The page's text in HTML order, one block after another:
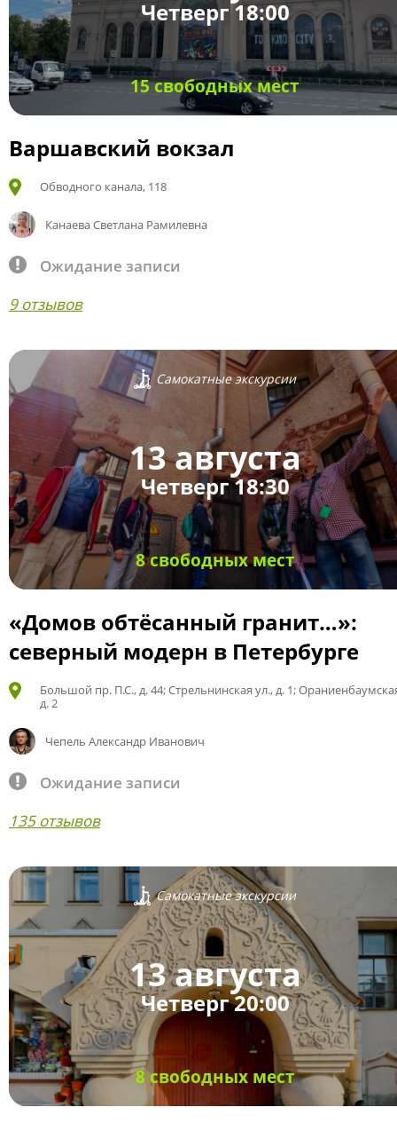
Четверг 18:00
15 свободных мест
Варшавский вокзал
Обводного канала, 118
Канаева Светлана Рамилевна
Ожидание записи
9 отзывов
Самокатные экскурсии
13 августа
Четверг 18:30
8 свободных мест
«Домов обтёсанный гранит…»:
северный модерн в Петербурге
Большой пр. П.С., д. 44; Стрельнинская ул., д. 1;
д. 2
Чепель Александр Иванович
Ожидание записи
135 отзывов
Самокатные экскурсии
13 августа
Четверг 20:00
8 свободных мест